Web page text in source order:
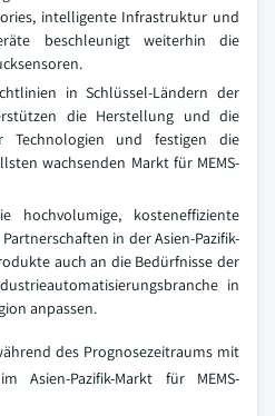
intelligente Infrastruktur und
beschleunigt weiterhin die
in Schlüssel-Ländern der
die Herstellung und die
Technologien und festigen die
wachsenden Markt für MEMS-
hochvolumige, kosteneffiziente
in der Asien-Pazifik-
auch an die Bedürfnisse der
in
anpassen.
des Prognosezeitraums mit
Asien-Pazifik-Markt für MEMS-